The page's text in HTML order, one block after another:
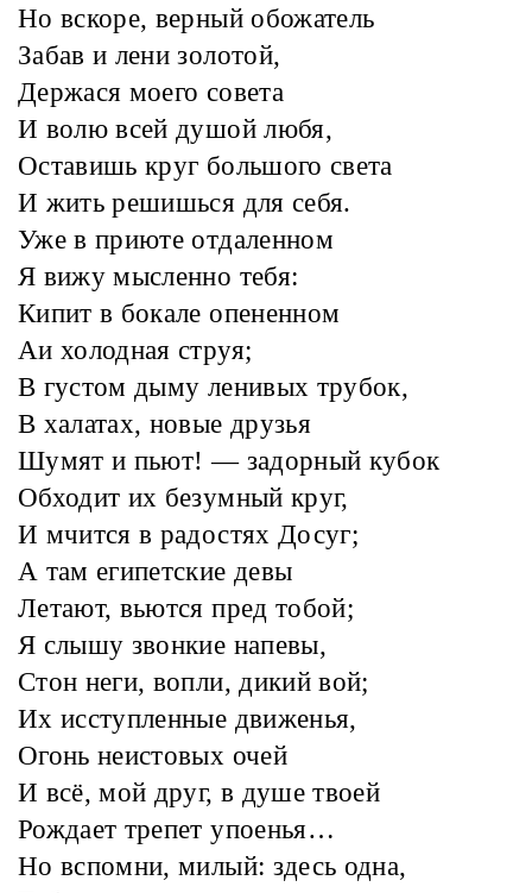
Но вскоре, верный обожатель
Забав и лени золотой,
Держася моего совета
И волю всей душой любя,
Оставишь круг большого света
И жить решишься для себя.
Уже в приюте отдаленном
Я вижу мысленно тебя:
Кипит в бокале опененном
Аи холодная струя;
В густом дыму ленивых трубок,
В халатах, новые друзья
Шумят и пьют! — задорный кубок
Обходит их безумный круг,
И мчится в радостях Досуг;
А там египетские девы
Летают, вьются пред тобой;
Я слышу звонкие напевы,
Стон неги, вопли, дикий вой;
Их исступленные движенья,
Огонь неистовых очей
И всё, мой друг, в душе твоей
Рождает трепет упоенья…
Но вспомни, милый: здесь одна,